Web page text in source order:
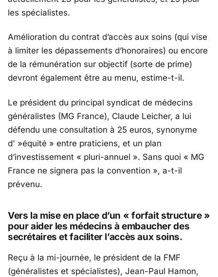
les spécialistes.
Amélioration du contrat d’accès aux soins (qui vise
à limiter les dépassements d’honoraires) ou encore
de la rémunération sur objectif (sorte de prime)
devront également être au menu, estime-t-il.
Le président du principal syndicat de médecins
généralistes (MG France), Claude Leicher, a lui
défendu une consultation à 25 euros, synonyme
d' »équité » entre praticiens, et un plan
d’investissement « pluri-annuel ». Sans quoi « MG
France ne signera pas la convention », a-t-il
prévenu.
Vers la mise en place d’un « forfait structure »
pour aider les médecins à embaucher des
secrétaires et faciliter l’accès aux soins.
Reçu à la mi-journée, le président de la FMF
(généralistes et spécialistes), Jean-Paul Hamon,